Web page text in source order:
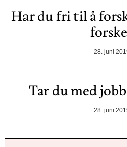
Har du fri til å
28. juni
Tar du med
28. juni